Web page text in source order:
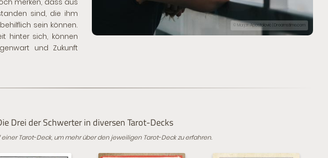
© Marjan Apostolovic | Dreamstime.com
merken, dass aus
sind, die ihm
sein können.
hinter sich, können
und Zukunft
Drei der Schwerter in diversen Tarot-Decks
einer Tarot-Deck, um mehr über den jeweiligen Tarot-Deck zu erfahren.